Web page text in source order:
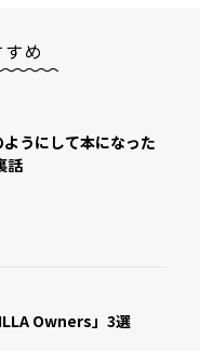
め
ようにして本になった
話
Owners」3選